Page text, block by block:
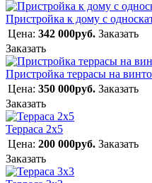
Пристройка к дому с
Цена: 342 000руб. Заказать
Заказать
Пристройка террасы на
Цена: 350 000руб. Заказать
Заказать
Терраса 2х5
Цена: 200 000руб. Заказать
Заказать